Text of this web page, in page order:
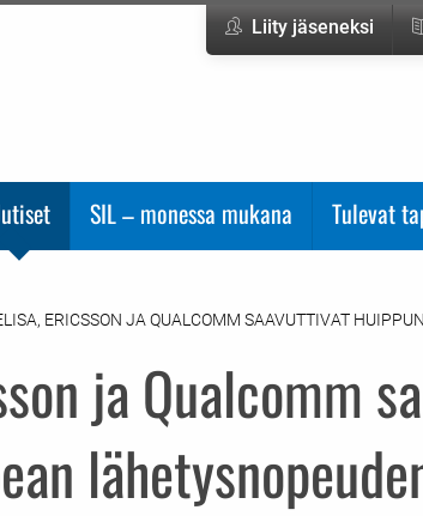
Liity jäseneksi
SIL – monessa mukana Tulevat
ERICSSON JA QUALCOMM SAAVUTTIVAT
ja Qualcomm